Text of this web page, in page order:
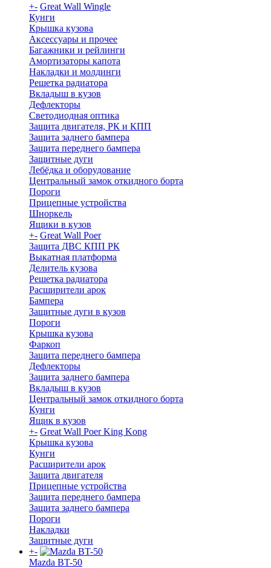
+- Great Wall Wingle
Кунги
Крышка кузова
Аксессуары и прочее
Багажники и рейлинги
Амортизаторы капота
Накладки и молдинги
Решетка радиатора
Вкладыш в кузов
Дефлекторы
Светодиодная оптика
Защита двигателя, РК и КПП
Защита заднего бампера
Защита переднего бампера
Защитные дуги
Лебёдка и оборудование
Центральный замок откидного борта
Пороги
Прицепные устройства
Шноркель
Ящики в кузов
+- Great Wall Poer
Защита ДВС КПП РК
Выкатная платформа
Делитель кузова
Решетка радиатора
Расширители арок
Бампера
Защитные дуги в кузов
Пороги
Крышка кузова
Фаркоп
Защита переднего бампера
Дефлекторы
Защита заднего бампера
Вкладыш в кузов
Центральный замок откидного борта
Кунги
Ящик в кузов
+- Great Wall Poer King Kong
Крышка кузова
Кунги
Расширители арок
Защита двигателя
Прицепные устройства
Защита переднего бампера
Защита заднего бампера
Пороги
Накладки
Защитные дуги
+-
Mazda BT-50